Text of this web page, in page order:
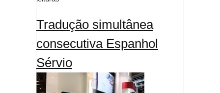
c
o
k
e
d
n
e
Sueco
Tradução simultânea
consecutiva Espanhol
Sérvio